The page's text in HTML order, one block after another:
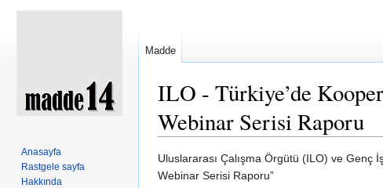
ILO - Türkiye’de
Webinar Serisi Raporu
Uluslararası Çalışma Örgütü (ILO) ve Genç
Webinar Serisi Raporu”
Madde
Anasayfa
Rastgele sayfa
Hakkında